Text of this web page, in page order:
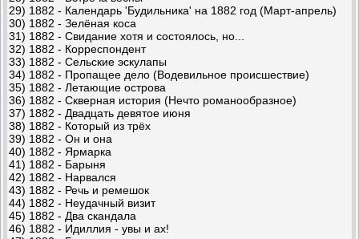
29) 1882 - Календарь 'Будильника' на 1882 год (Март-апрель)
30) 1882 - Зелёная коса
31) 1882 - Свидание хотя и состоялось, но...
32) 1882 - Корреспондент
33) 1882 - Сельские эскулапы
34) 1882 - Пропащее дело (Водевильное происшествие)
35) 1882 - Летающие острова
36) 1882 - Скверная история (Нечто романообразное)
37) 1882 - Двадцать девятое июня
38) 1882 - Который из трёх
39) 1882 - Он и она
40) 1882 - Ярмарка
41) 1882 - Барыня
42) 1882 - Нарвался
43) 1882 - Речь и ремешок
44) 1882 - Неудачный визит
45) 1882 - Два скандала
46) 1882 - Идиллия - увы и ах!